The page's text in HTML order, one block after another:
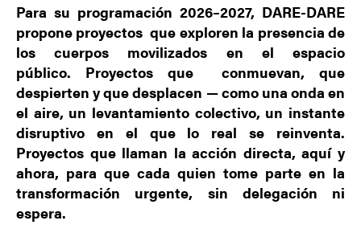
Para su programación 2026–2027, DARE-DARE
propone proyectos que exploren la presencia de
loscuerpos movilizados en el espacio
público. Proyectos que conmuevan, que
despierten y que desplacen — como una onda en
el aire, un levantamiento colectivo, un instante
disruptivo en el que lo real se reinventa.
Proyectos que llaman laacción directa, aquí y
ahora, para que cada quien tome parte en la
transformación urgente, sin delegación ni
espera.